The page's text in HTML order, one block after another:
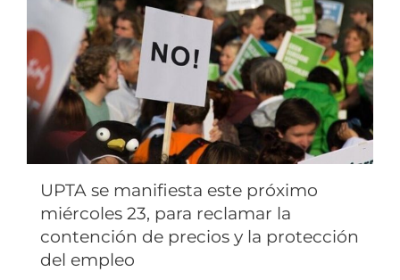
UPTA se manifiesta este próximo
miércoles 23, para reclamar la
contención de precios y la protección
del empleo